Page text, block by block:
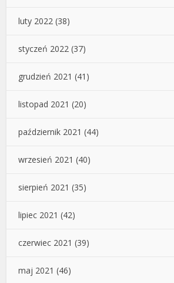
luty 2022 (38)
styczeń 2022 (37)
grudzień 2021 (41)
listopad 2021 (20)
październik 2021 (44)
wrzesień 2021 (40)
sierpień 2021 (35)
lipiec 2021 (42)
czerwiec 2021 (39)
maj 2021 (46)